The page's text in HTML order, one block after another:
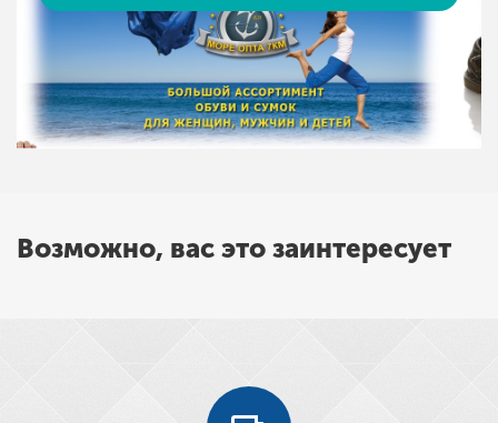
Возможно, вас это заинтересует